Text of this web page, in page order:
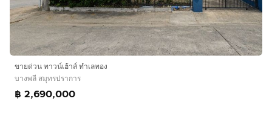
ขายด่วน ทาวน์เฮ้าส์ ทำเลทอง
บางพลี สมุทรปราการ
฿ 2,690,000